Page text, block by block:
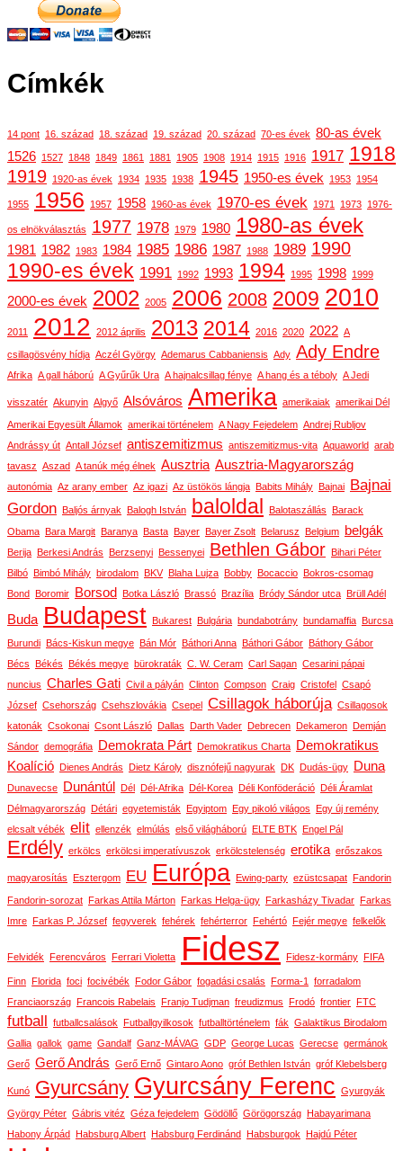
Címkék
14 pont 16. század 18. század 19. század 20. század 70-es évek 80-as évek
1526 1527 1848 1849 1861 1881 1905 1908 1914 1915 1916 1917 1918
1919 1920-as évek 1934 1935 1938 1945 1950-es évek 1953 1954
1955 1956 1957 1958 1960-as évek 1970-es évek 1971 1973 1976-
os elnökválasztás 1977 1978 1979 1980 1980-as évek
1981 1982 1983 1984 1985 1986 1987 1988 1989 1990
1990-es évek 1991 1992 1993 1994 1995 1998 1999
2000-es évek 2002 2005 2006 2008 2009 2010
2011 2012 2012 április 2013 2014 2016 2020 2022 A
csillagösvény hídja Aczél György Ademarus Cabbaniensis Ady Ady Endre
Afrika A gall háború A Gyűrűk Ura A hajnalcsillag fénye A hang és a téboly A Jedi
visszatér Akunyin Algyő Alsóváros Amerika amerikaiak amerikai Dél
Amerikai Egyesült Államok amerikai történelem A Nagy Fejedelem Andrej Rubljov
Andrássy út Antall József antiszemitizmus antiszemitizmus-vita Aquaworld arab
tavasz Aszad A tanúk még élnek Ausztria Ausztria-Magyarország
autonómia Az arany ember Az igazi Az üstökös lángja Babits Mihály Bajnai Bajnai
Gordon Baljós árnyak Balogh István baloldal Balotaszállás Barack
Obama Bara Margit Baranya Basta Bayer Bayer Zsolt Belarusz Belgium belgák
Berija Berkesi András Berzsenyi Bessenyei Bethlen Gábor Bihari Péter
Bilbó Bimbó Mihály birodalom BKV Blaha Lujza Bobby Bocaccio Bokros-csomag
Bond Boromir Borsod Botka László Brassó Brazília Bródy Sándor utca Brüll Adél
Buda Budapest Bukarest Bulgária bundabotrány bundamaffia Burcsa
Burundi Bács-Kiskun megye Bán Mór Báthori Anna Báthori Gábor Báthory Gábor
Bécs Békés Békés megye bürokraták C. W. Ceram Carl Sagan Cesarini pápai
nuncius Charles Gati Civil a pályán Clinton Compson Craig Cristofel Csapó
József Csehország Csehszlovákia Csepel Csillagok háborúja Csillagosok
katonák Csokonai Csont László Dallas Darth Vader Debrecen Dekameron Demján
Sándor demográfia Demokrata Párt Demokratikus Charta
Demokratikus
Koalíció Dienes András Dietz Károly disznófejű nagyurak DK Dudás-ügy Duna
Dunavecse Dunántúl Dél Dél-Afrika Dél-Korea Déli Konföderáció Déli Áramlat
Délmagyarország Détári egyetemisták Egyiptom Egy pikoló világos Egy új remény
elcsalt vébék elit ellenzék elmúlás első világháború ELTE BTK Engel Pál
Erdély erkölcs erkölcsi imperatívuszok erkölcstelenség erotika erőszakos
magyarosítás Esztergom EU Európa Ewing-party ezüstcsapat Fandorin
Fandorin-sorozat Farkas Attila Márton Farkas Helga-ügy Farkasházy Tivadar Farkas
Imre Farkas P. József fegyverek fehérek fehérterror Fehértó Fejér megye felkelők
Felvidék Ferencváros Ferrari Violetta Fidesz Fidesz-kormány FIFA
Finn Florida foci focivébék Fodor Gábor fogadási csalás Forma-1
forradalom
Franciaország Francois Rabelais Franjo Tudjman freudizmus Frodó frontier FTC
futball futballcsalások Futballgyilkosok futballtörténelem fák Galaktikus Birodalom
Gallia gallok game Gandalf Ganz-MÁVAG GDP George Lucas Gerecse germánok
Gerő Gerő András Gerő Ernő Gintaro Aono gróf Bethlen István gróf Klebelsberg
Kunó Gyurcsány Gyurcsány Ferenc Gyurgyák
György Péter Gábris vitéz Géza fejedelem Gödöllő Görögország Habayarimana
Habony Árpád Habsburg Albert Habsburg Ferdinánd Habsburgok Hajdú Péter